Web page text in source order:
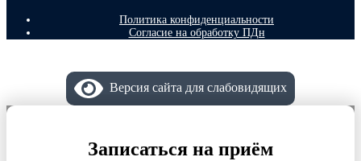
Политика конфиденциальности
Согласие на обработку ПДн
Версия сайта для слабовидящих
Записаться на приём